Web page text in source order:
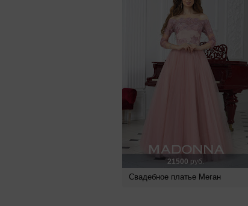
21500 руб.
Свадебное платье Меган